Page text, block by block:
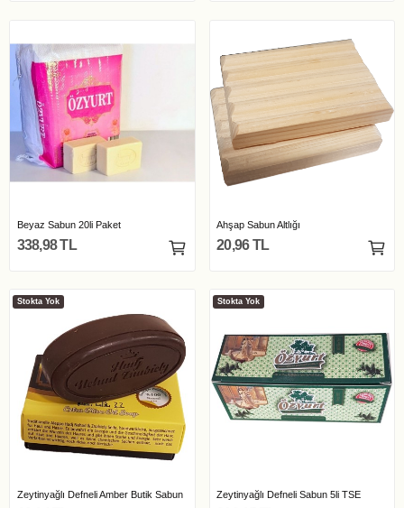
Beyaz Sabun 20li Paket
338,98 TL
Ahşap Sabun Altlığı
20,96 TL
Stokta Yok
Zeytinyağlı Defneli Amber Butik Sabun
Stokta Yok
Zeytinyağlı Defneli Sabun 5li TSE